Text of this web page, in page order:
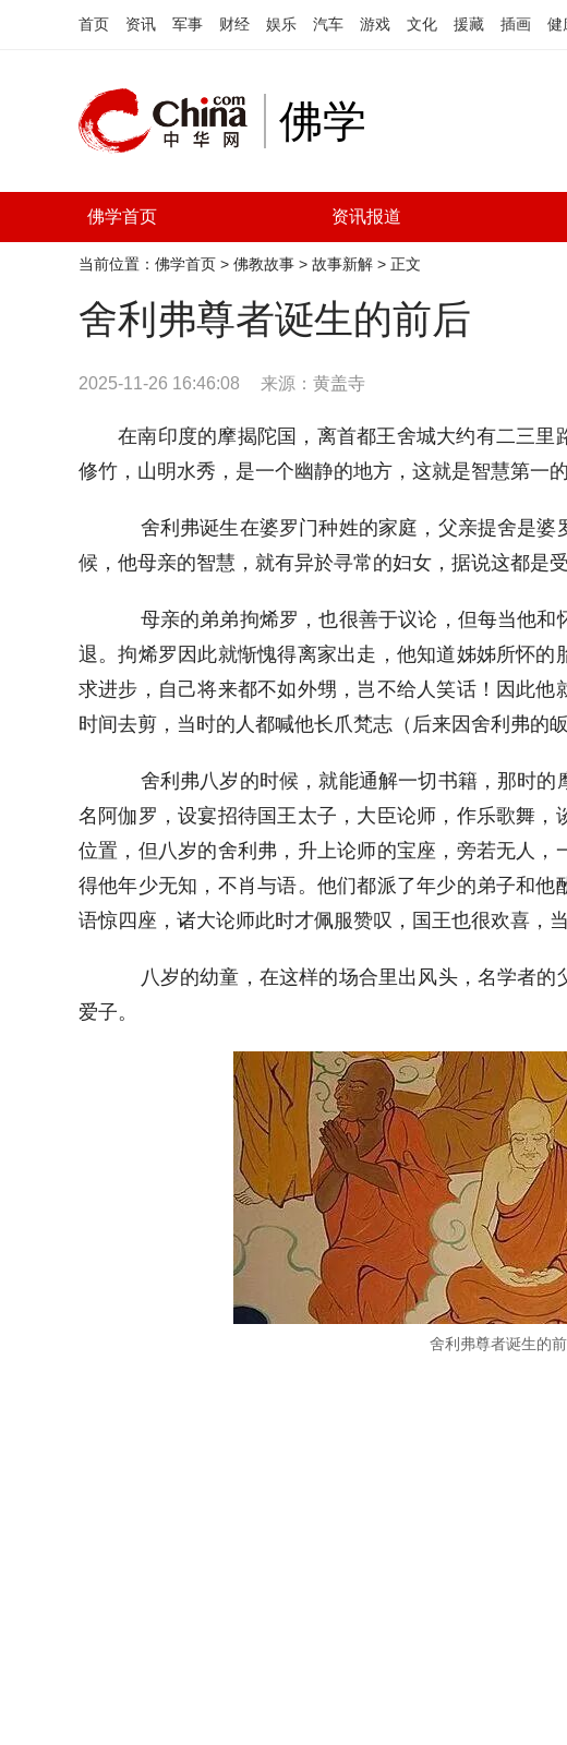
首页 资讯 军事 财经 娱乐 汽车 游戏 文化 援藏 插画 健
佛学
佛学首页 资讯报道
当前位置： 佛学首页 > 佛教故事 > 故事新解 > 正文
舍利弗尊者诞生的前后
2025-11-26 16:46:08 来源： 黄盖寺
在南印度的摩揭陀国，离首都王舍城大约有二三
修竹，山明水秀，是一个幽静的地方，这就是智慧第一
舍利弗诞生在婆罗门种姓的家庭，父亲提舍是婆
候，他母亲的智慧，就有异於寻常的妇女，据说这都是受
母亲的弟弟拘烯罗，也很善于议论，但每当他和
退。拘烯罗因此就惭愧得离家出走，他知道姊姊所怀
求进步，自己将来都不如外甥，岂不给人笑话！因此
时间去剪，当时的人都喊他长爪梵志（后来因舍利弗的
舍利弗八岁的时候，就能通解一切书籍，那时的
名阿伽罗，设宴招待国王太子，大臣论师，作乐歌舞
位置，但八岁的舍利弗，升上论师的宝座，旁若无人
得他年少无知，不肖与语。他们都派了年少的弟子和
语惊四座，诸大论师此时才佩服赞叹，国王也很欢喜，
八岁的幼童，在这样的场合里出风头，名学者的
爱子。
舍利弗尊者诞生的